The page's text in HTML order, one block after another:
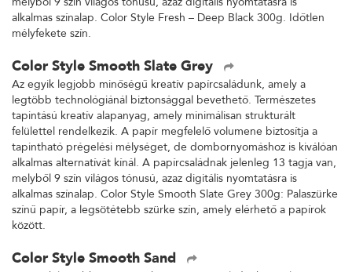
alkalmas színalap. Color Style Fresh – Deep Black 300g. Időtlen
mélyfekete szín.
Color Style Smooth Slate Grey
Az egyik legjobb minőségű kreatív papírcsaládunk, amely a
legtöbb technológiánál biztonsággal bevethető. Természetes
tapintású kreatív alapanyag, amely minimálisan strukturált
felülettel rendelkezik. A papír megfelelő volumene biztosítja a
tapintható prégelési mélységet, de dombornyomáshoz is kiválóan
alkalmas alternatívát kínál. A papírcsaládnak jelenleg 13 tagja van,
melyből 9 szín világos tónusú, azaz digitális nyomtatásra is
alkalmas színalap. Color Style Smooth Slate Grey 300g: Palaszürke
színű papír, a legsötétebb szürke szín, amely elérhető a papírok
között.
Color Style Smooth Sand